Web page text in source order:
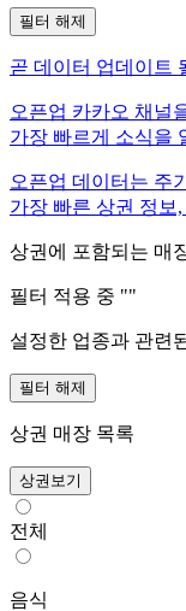
필터 해제
곧 데이터 업데이트
오픈업 카카오 채널
가장 빠르게 소식을
오픈업 데이터는 주
가장 빠른 상권 정보,
상권에 포함되는 매
필터 적용 중 ""
설정한 업종과 관련
필터 해제
상권 매장 목록
상권보기
전체
음식